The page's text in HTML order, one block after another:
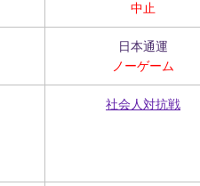
中止
日本通運
ノーゲーム
社会人対抗戦